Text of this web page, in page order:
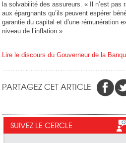
la solvabilité des assureurs. « Il n’est pas
aux épargnants qu’ils peuvent espérer
garantie du capital et d’une rémunération
niveau de l’inflation ».
Lire le discours du Gouverneur de la
PARTAGEZ CET ARTICLE
SUIVEZ LE CERCLE